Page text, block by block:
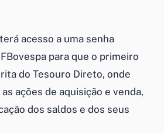
acesso a uma senha
para que o primeiro
do Tesouro Direto, onde
ações de aquisição e venda,
dos saldos e dos seus